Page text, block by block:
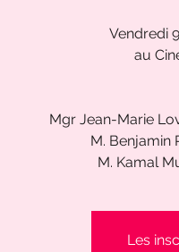
Vendredi
au
Mgr Jean-Marie
M. Benjamin
M. Kamal
Les